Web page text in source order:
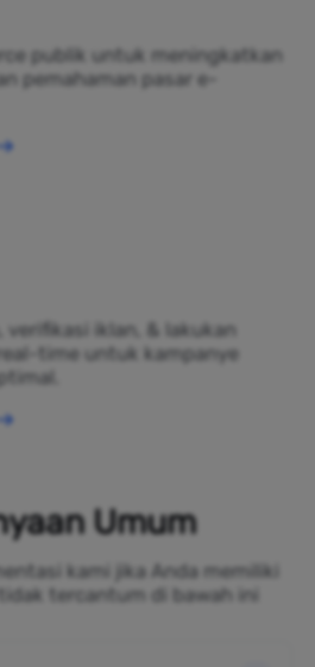
publik untuk meningkatkan
pemahaman pasar e-
verifikasi iklan, & lakukan
time untuk kampanye
Umum
kami jika Anda memiliki
tercantum di bawah ini